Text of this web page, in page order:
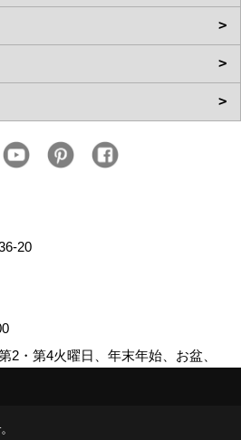
20
2・第4火曜日、年末年始、お盆、
休暇